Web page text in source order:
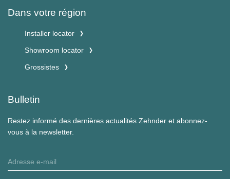
Dans votre région
Installer locator
Showroom locator
Grossistes
Bulletin
Restez informé des dernières actualités Zehnder et abonnez-
vous à la newsletter.